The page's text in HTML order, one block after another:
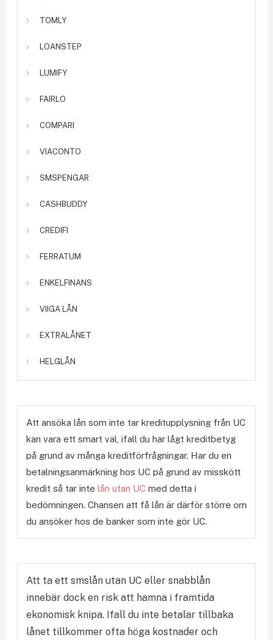
TOMLY
LOANSTEP
LUMIFY
FAIRLO
COMPARI
VIACONTO
SMSPENGAR
CASHBUDDY
CREDIFI
FERRATUM
ENKELFINANS
VIIGA LÅN
EXTRALÅNET
HELGLÅN
Att ansöka lån som inte tar kreditupplysning från UC
kan vara ett smart val, ifall du har lågt kreditbetyg
på grund av många kreditförfrågningar. Har du en
betalningsanmärkning hos UC på grund av misskött
kredit så tar inte lån utan UC med detta i
bedömningen. Chansen att få lån är därför större om
du ansöker hos de banker som inte gör UC.
Att ta ett smslån utan UC eller snabblån
innebär dock en risk att hamna i framtida
ekonomisk knipa. Ifall du inte betalar tillbaka
lånet tillkommer ofta höga kostnader och